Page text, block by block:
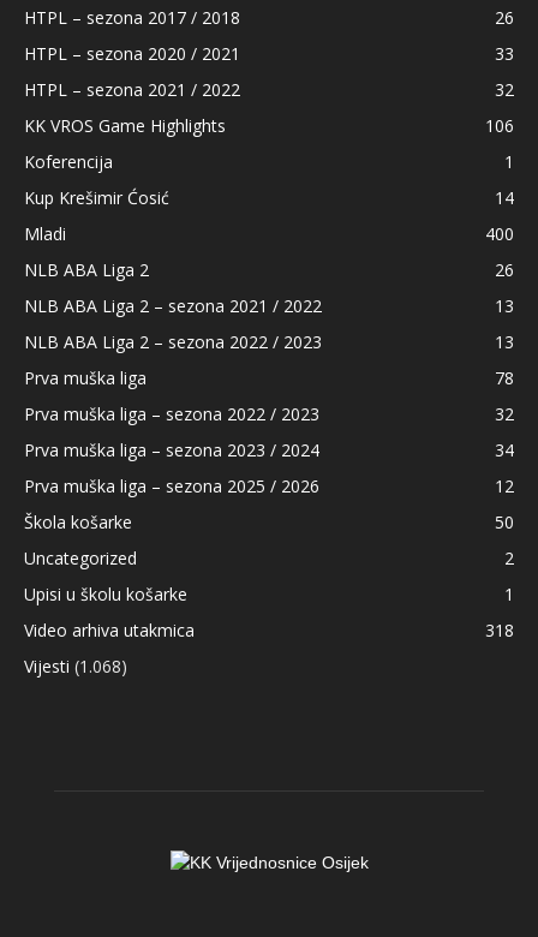
HTPL – sezona 2017 / 2018
26
HTPL – sezona 2020 / 2021
33
HTPL – sezona 2021 / 2022
32
KK VROS Game Highlights
106
Koferencija
1
Kup Krešimir Ćosić
14
Mladi
400
NLB ABA Liga 2
26
NLB ABA Liga 2 – sezona 2021 / 2022
13
NLB ABA Liga 2 – sezona 2022 / 2023
13
Prva muška liga
78
Prva muška liga – sezona 2022 / 2023
32
Prva muška liga – sezona 2023 / 2024
34
Prva muška liga – sezona 2025 / 2026
12
Škola košarke
50
Uncategorized
2
Upisi u školu košarke
1
Video arhiva utakmica
318
Vijesti (1.068)